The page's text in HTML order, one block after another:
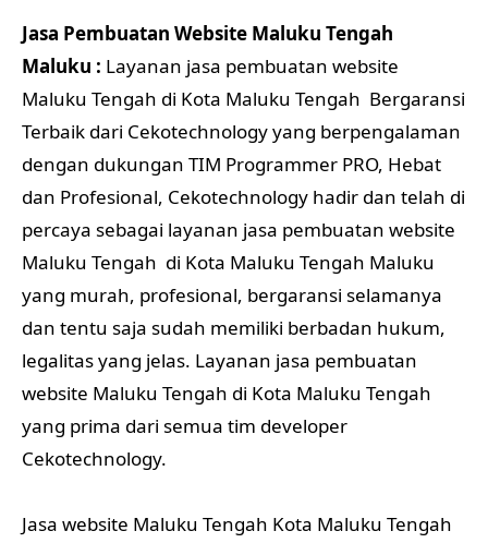
Jasa Pembuatan Website Maluku Tengah
Maluku : Layanan jasa pembuatan website
Maluku Tengah di Kota Maluku Tengah Bergaransi
Terbaik dari Cekotechnology yang berpengalaman
dengan dukungan TIM Programmer PRO, Hebat
dan Profesional, Cekotechnology hadir dan telah di
percaya sebagai layanan jasa pembuatan website
Maluku Tengah di Kota Maluku Tengah Maluku
yang murah, profesional, bergaransi selamanya
dan tentu saja sudah memiliki berbadan hukum,
legalitas yang jelas. Layanan jasa pembuatan
website Maluku Tengah di Kota Maluku Tengah
yang prima dari semua tim developer
Cekotechnology.
Jasa website Maluku Tengah Kota Maluku Tengah